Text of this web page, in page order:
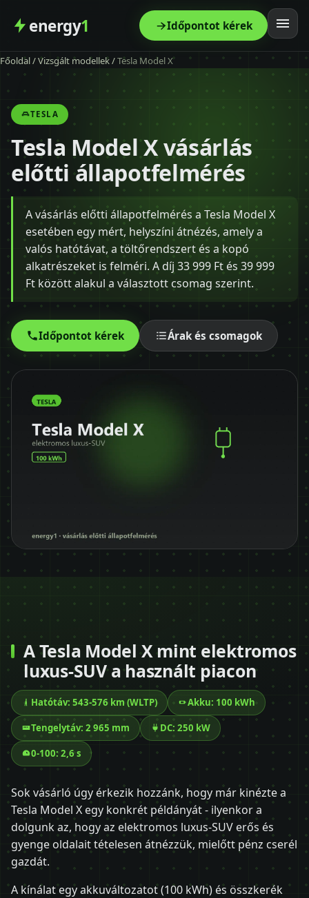
energy1 Időpontot kérek
Főoldal
Szolgáltatás
Árak
Modellek
Kapcsolat
Blog
+36 30 680 7511
Főoldal/Vizsgált modellek/Tesla Model X
TESLA
Tesla Model X vásárlás
előtti állapotfelmérés
A vásárlás előtti állapotfelmérés a Tesla Model X
esetében egy mért, helyszíni átnézés, amely a
valós hatótávat, a töltőrendszert és a kopó
alkatrészeket is felméri. A díj 33 999 Ft és 39 999
Ft között alakul a választott csomag szerint.
Időpontot kérek Árak és csomagok
A Tesla Model X mint elektromos
luxus-SUV a használt piacon
Hatótáv: 543-576 km (WLTP) Akku: 100 kWh
Tengelytáv: 2 965 mm DC: 250 kW
0-100: 2,6 s
Sok vásárló úgy érkezik hozzánk, hogy már kinézte a
Tesla Model X egy konkrét példányát - ilyenkor a
dolgunk az, hogy az elektromos luxus-SUV erős és
gyenge oldalait tételesen átnézzük, mielőtt pénz cserél
gazdát.
A kínálat egy akkuváltozatot (100 kWh) és összkerék